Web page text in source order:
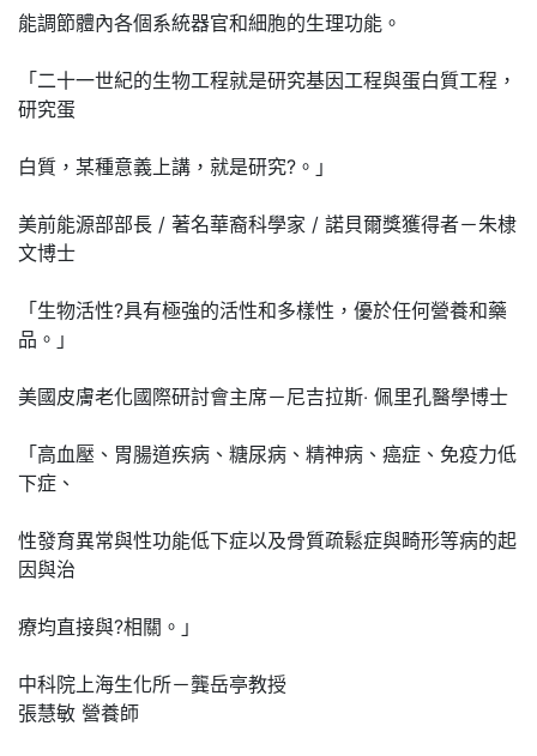
能調節體內各個系統器官和細胞的生理功能。
「二十一世紀的生物工程就是研究基因工程與蛋白質工程，
研究蛋
白質，某種意義上講，就是研究?。」
美前能源部部長 / 著名華裔科學家 / 諾貝爾獎獲得者－朱棣
文博士
「生物活性?具有極強的活性和多樣性，優於任何營養和藥
品。」
美國皮膚老化國際研討會主席－尼吉拉斯‧ 佩里孔醫學博士
「高血壓、胃腸道疾病、糖尿病、精神病、癌症、免疫力低
下症、
性發育異常與性功能低下症以及骨質疏鬆症與畸形等病的起
因與治
療均直接與?相關。」
中科院上海生化所－龔岳亭教授
張慧敏 營養師